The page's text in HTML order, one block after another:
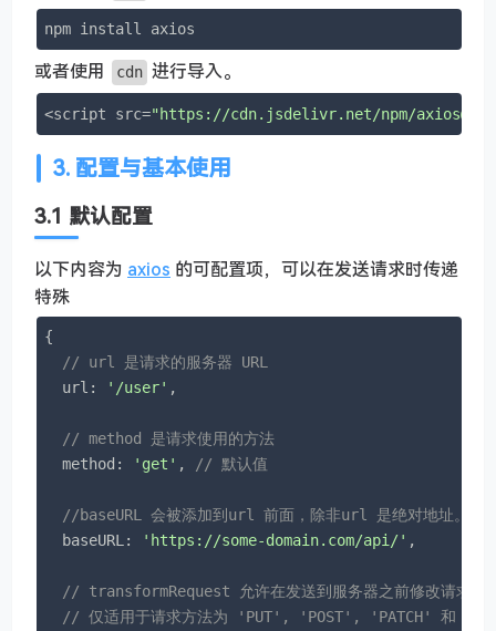
npm install axios
或者使用 cdn 进行导入。
<script src="https://cdn.jsdelivr.net/npm/
3. 配置与基本使用
3.1 默认配置
以下内容为 axios 的可配置项，可以在发送请求时传递
特殊
{
// url 是请求的服务器 URL
url : '/user' ,
// method 是请求使用的方法
method : 'get' , // 默认值
//baseURL 会被添加到url 前面，除非url 是绝对地址。
baseURL : 'https://some-domain.com/api/' ,
// transformRequest 允许在发送到服务器之前修改请求数
// 仅适用于请求方法为 'PUT', 'POST', 'PATCH' 和